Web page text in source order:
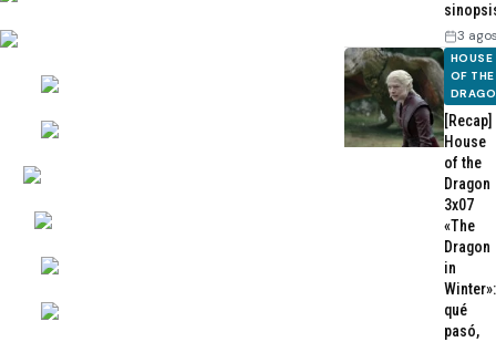
3
HOUSE
OF THE
[Recap]
House
of the
Dragon
3x07
«The
Dragon
in
Winter»:
qué
pasó,